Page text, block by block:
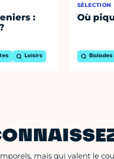
:
Loisirs
SÉLECTION
Où
mais qui valent le